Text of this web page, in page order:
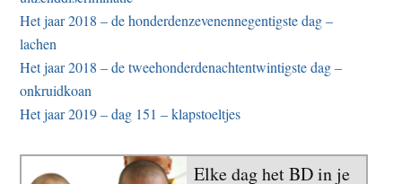
Het jaar 2018 – de honderdenzevenennegentigste dag –
lachen
Het jaar 2018 – de tweehonderdenachtentwintigste dag –
onkruidkoan
Het jaar 2019 – dag 151 – klapstoeltjes
Elke dag het BD in je